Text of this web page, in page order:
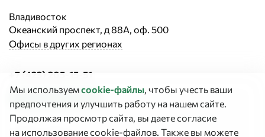
Владивосток
Океанский проспект, д 88А, оф. 500
Офисы в других регионах
+7 (423) 205-15-51
Заказать звонок
График работы:
Мы используемcookie‑файлы, чтобы учесть ваши
предпочтения и улучшить работу на нашем сайте.
Продолжая просмотр сайта, вы даете согласие
на использование cookie-файлов. Также вы можете